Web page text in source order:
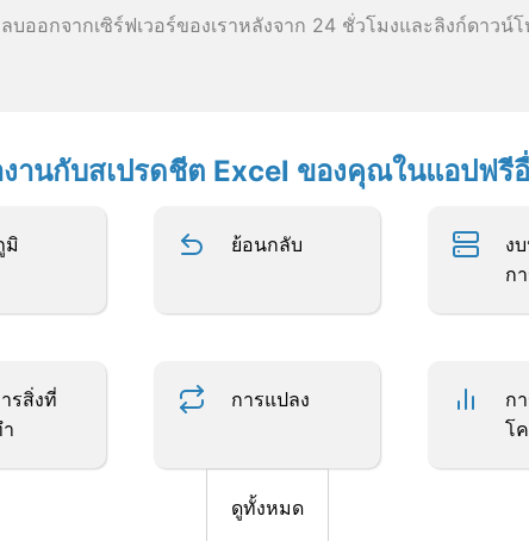
บออกจากเซิร์ฟเวอร์ของเราหลังจาก 24 ชั่วโมงและลิงก์ดาวน์
านกับสเปรดชีต Excel ของคุณในแอปฟรี
มิ ย้อนกลับ
ง
ก
รสิ่งที่
การแปลง
ก
โ
ดูทั้งหมด